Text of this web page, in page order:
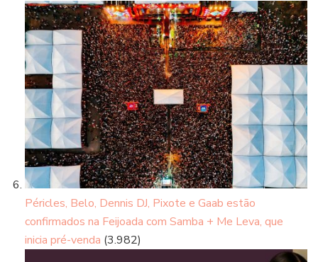
Péricles, Belo, Dennis DJ, Pixote e Gaab estão
confirmados na Feijoada com Samba + Me Leva, que
inicia pré-venda (3.982)